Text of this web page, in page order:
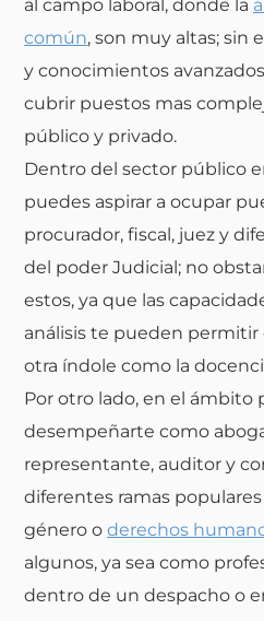
al campo laboral, donde la
común, son muy altas; sin
y conocimientos
cubrir puestos mas
público y privado.
Dentro del sector público
puedes aspirar a ocupar
procurador, fiscal, juez y
del poder Judicial; no
estos, ya que las
análisis te pueden permitir
otra índole como la
Por otro lado, en el ámbito
desempeñarte como
representante, auditor y
diferentes ramas
género oderechos
algunos, ya sea como
dentro de un despacho o